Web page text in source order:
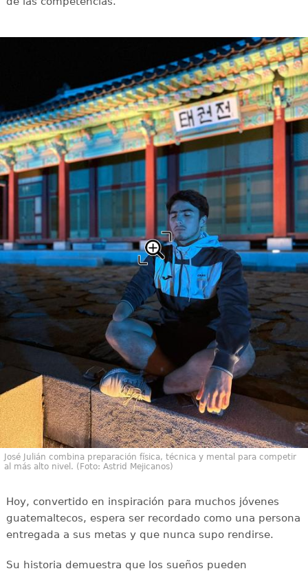
José Julián combina preparación física, técnica y mental para competir
al más alto nivel. (Foto: Astrid Mejicanos)
Hoy, convertido en inspiración para muchos jóvenes
guatemaltecos, espera ser recordado como una persona
entregada a sus metas y que nunca supo rendirse.
Su historia demuestra que los sueños pueden